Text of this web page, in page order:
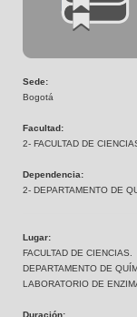
Sede:
Bogotá
Facultad:
2- FACULTAD DE
Dependencia:
2- DEPARTAMENTO DE
Lugar:
FACULTAD DE CIENCIAS.
DEPARTAMENTO DE
LABORATORIO DE
Duración: